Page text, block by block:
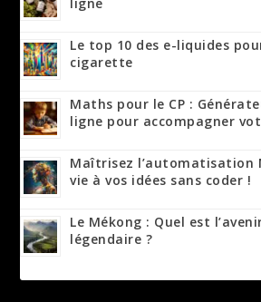
Le top 10 des e-liquides
cigarette
Maths pour le CP :
ligne pour accompagner
Maîtrisez l’automatisation
vie à vos idées sans coder !
Le Mékong : Quel est
légendaire ?